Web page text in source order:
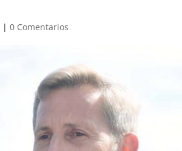
|0 Comentarios